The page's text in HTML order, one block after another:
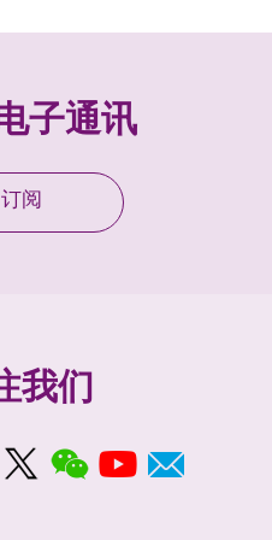
子通讯
订阅
我们